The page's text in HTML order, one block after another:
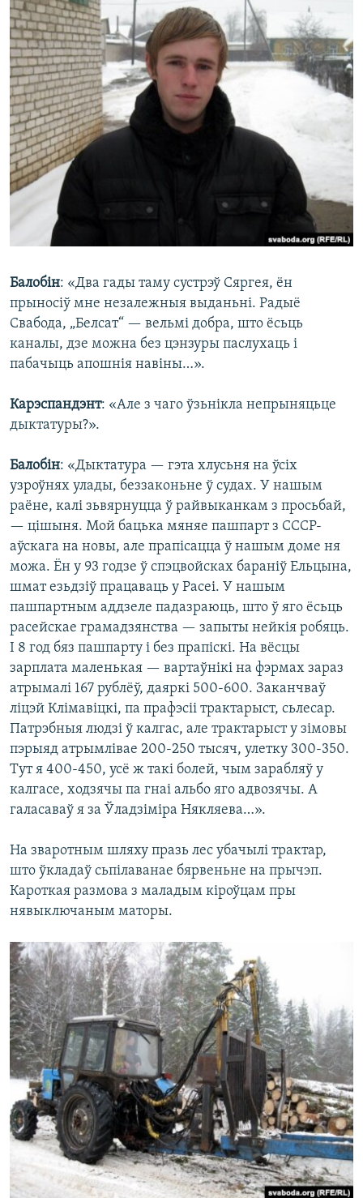
Балобін: «Два гады таму сустрэў Сяргея, ён
прыносіў мне незалежныя выданьні. Радыё
Свабода, „Белсат“ — вельмі добра, што ёсьць
каналы, дзе можна без цэнзуры паслухаць і
пабачыць апошнія навіны…».
Карэспандэнт: «Але з чаго ўзьнікла непрыняцьце
дыктатуры?».
Балобін: «Дыктатура — гэта хлусьня на ўсіх
узроўнях улады, беззаконьне ў судах. У нашым
раёне, калі зьвярнуцца ў райвыканкам з просьбай,
— цішыня. Мой бацька мяняе пашпарт з СССР-
аўскага на новы, але прапісацца ў нашым доме ня
можа. Ён у 93 годзе ў спэцвойсках бараніў Ельцына,
шмат езьдзіў працаваць у Расеі. У нашым
пашпартным аддзеле падазраюць, што ў яго ёсьць
расейскае грамадзянства — запыты нейкія робяць.
І 8 год бяз пашпарту і без прапіскі. На вёсцы
зарплата маленькая — вартаўнікі на фэрмах зараз
атрымалі 167 рублёў, даяркі 500-600. Заканчваў
ліцэй Клімавіцкі, па прафэсіі трактарыст, сьлесар.
Патрэбныя людзі ў калгас, але трактарыст у зімовы
пэрыяд атрымлівае 200-250 тысяч, улетку 300-350.
Тут я 400-450, усё ж такі болей, чым зарабляў у
калгасе, ходзячы па гнаі альбо яго адвозячы. А
галасаваў я за Ўладзіміра Някляева…».
На зваротным шляху празь лес убачылі трактар,
што ўкладаў сьпілаванае бярвеньне на прычэп.
Кароткая размова з маладым кіроўцам пры
нявыключаным маторы.